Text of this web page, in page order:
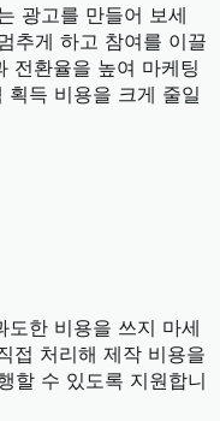
광고를 만들어 보세
추게 하고 참여를 이끌
전환율을 높여 마케팅
획득 비용을 크게 줄일
도한 비용을 쓰지 마세
접 처리해 제작 비용을
할 수 있도록 지원합니